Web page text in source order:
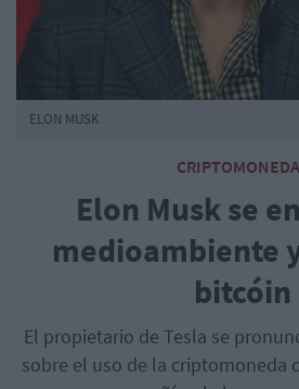
Elon Musk se
medioambiente
bitcóin
El propietario de Tesla se
sobre el uso de la criptomoneda
ELON MUSK